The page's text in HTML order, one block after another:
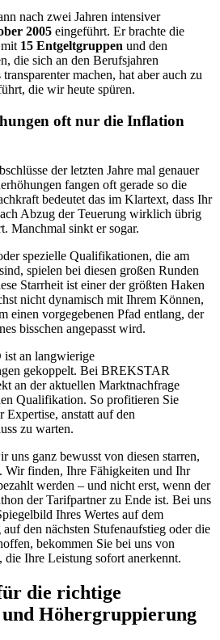
nach zwei Jahren intensiver
2005 eingeführt. Er brachte die
15 Entgeltgruppen und den
die sich an den Berufsjahren
machen, hat aber auch zu
die wir heute spüren.
oft nur die Inflation
der letzten Jahre mal genauer
fangen oft gerade so die
bedeutet das im Klartext, dass Ihr
Abzug der Teuerung wirklich übrig
Manchmal sinkt er sogar.
spezielle Qualifikationen, die am
spielen bei diesen großen Runden
Starrheit ist einer der größten Haken
nicht dynamisch mit Ihrem Können,
einen vorgegebenen Pfad entlang, der
bisschen angepasst wird.
an langwierige
gekoppelt. Bei BREKSTAR
an der aktuellen Marktnachfrage
Qualifikation. So profitieren Sie
anstatt auf den
zu warten.
ganz bewusst von diesen starren,
Wir finden, Ihre Fähigkeiten und Ihr
werden – und nicht erst, wenn der
der Tarifpartner zu Ende ist. Bei uns
Ihres Wertes auf dem
den nächsten Stufenaufstieg oder die
bekommen Sie bei uns von
Ihre Leistung sofort anerkennt.
die richtige
Höhergruppierung